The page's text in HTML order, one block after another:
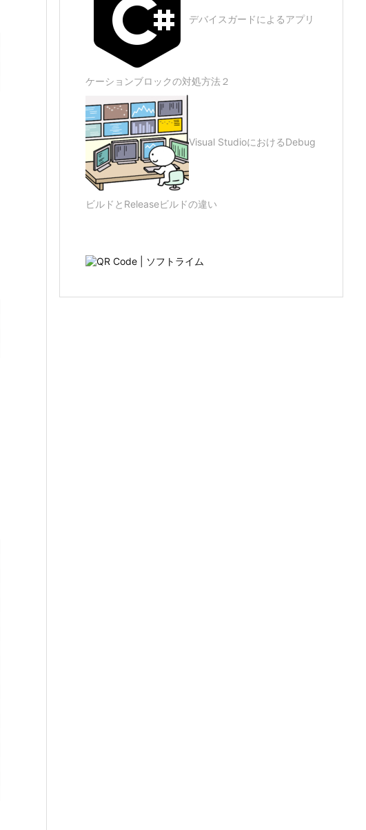
デバイスガードによるアプリ
ケーションブロックの対処方法２
Visual StudioにおけるDebug
ビルドとReleaseビルドの違い